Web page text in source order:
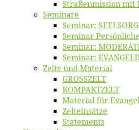
Straßenmis­sion mit
Se­mi­na­re
Se­mi­nar:
Se­mi­nar
Se­mi­nar:
Se­mi­nar:
Zel­te und Material
GROSSZELT
KOMPAKTZELT
Ma­te­ri­al für
Zelt­ein­sät­ze
State­ments